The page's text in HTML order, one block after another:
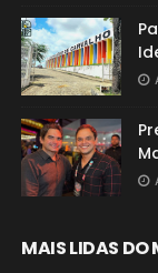
MAIS LIDAS DO